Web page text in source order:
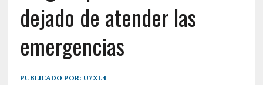
dejado de atender las
emergencias
PUBLICADO POR: U7XL4